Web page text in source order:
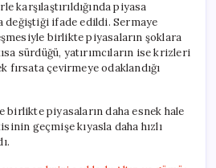
karşılaştırıldığında piyasa
değiştiği ifade edildi. Sermaye
birlikte piyasaların şoklara
sürdüğü, yatırımcıların ise krizleri
fırsata çevirmeye odaklandığı
birlikte piyasaların daha esnek hale
geçmişe kıyasla daha hızlı